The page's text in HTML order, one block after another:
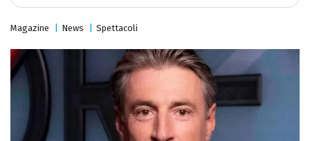
Magazine News Spettacoli